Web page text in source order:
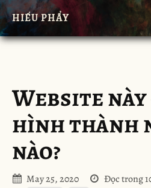
HIẾU PHẨY
Website
hình thành
nào?
May 25, 2020
Đọc trong